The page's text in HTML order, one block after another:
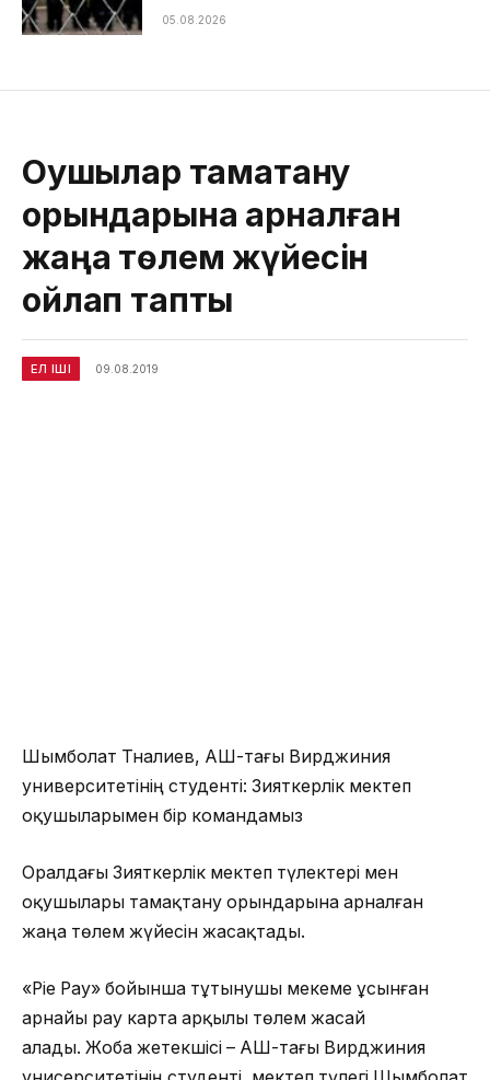
05.08.2026
Оқушылар тамақтану
орындарына арналған
жаңа төлем жүйесін
ойлап тапты
ЕЛ ІШІ 09.08.2019
Шымболат Тналиев, АҚШ-тағы Вирджиния
университетінің студенті: Зияткерлік мектеп
оқушыларымен бір командамыз
Оралдағы Зияткерлік мектеп түлектері мен
оқушылары тамақтану орындарына арналған
жаңа төлем жүйесін жасақтады.
«Pie Pay» бойынша тұтынушы мекеме ұсынған
арнайы pау карта арқылы төлем жасай
алады. Жоба жетекшісі – АҚШ-тағы Вирджиния